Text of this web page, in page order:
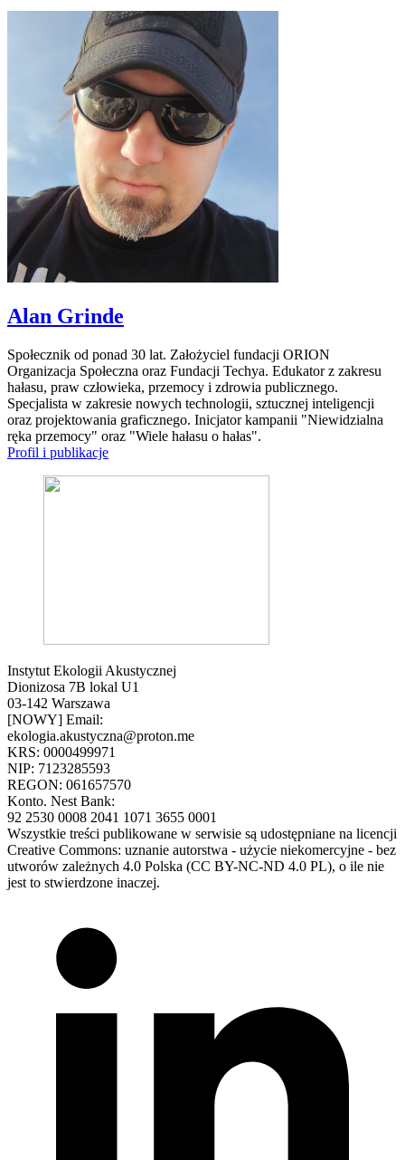
Alan Grinde
Społecznik od ponad 30 lat. Założyciel fundacji ORION
Organizacja Społeczna oraz Fundacji Techya. Edukator z zakresu
hałasu, praw człowieka, przemocy i zdrowia publicznego.
Specjalista w zakresie nowych technologii, sztucznej inteligencji
oraz projektowania graficznego. Inicjator kampanii "Niewidzialna
ręka przemocy" oraz "Wiele hałasu o hałas".
Profil i publikacje
Instytut Ekologii Akustycznej
Dionizosa 7B lokal U1
03-142 Warszawa
[NOWY] Email:
ekologia.akustyczna@proton.me
KRS: 0000499971
NIP: 7123285593
REGON: 061657570
Konto. Nest Bank:
92 2530 0008 2041 1071 3655 0001
Wszystkie treści publikowane w serwisie są udostępniane na licencji
Creative Commons: uznanie autorstwa - użycie niekomercyjne - bez
utworów zależnych 4.0 Polska (CC BY-NC-ND 4.0 PL), o ile nie
jest to stwierdzone inaczej.